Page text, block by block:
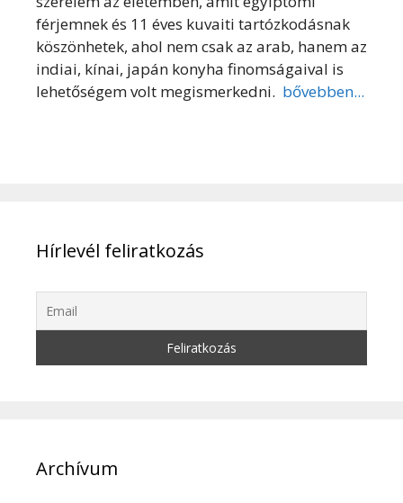
férjemnek és 11 éves kuvaiti tartózkodásnak
köszönhetek, ahol nem csak az arab, hanem az
indiai, kínai, japán konyha finomságaival is
lehetőségem volt megismerkedni. bővebben...
Hírlevél feliratkozás
Archívum